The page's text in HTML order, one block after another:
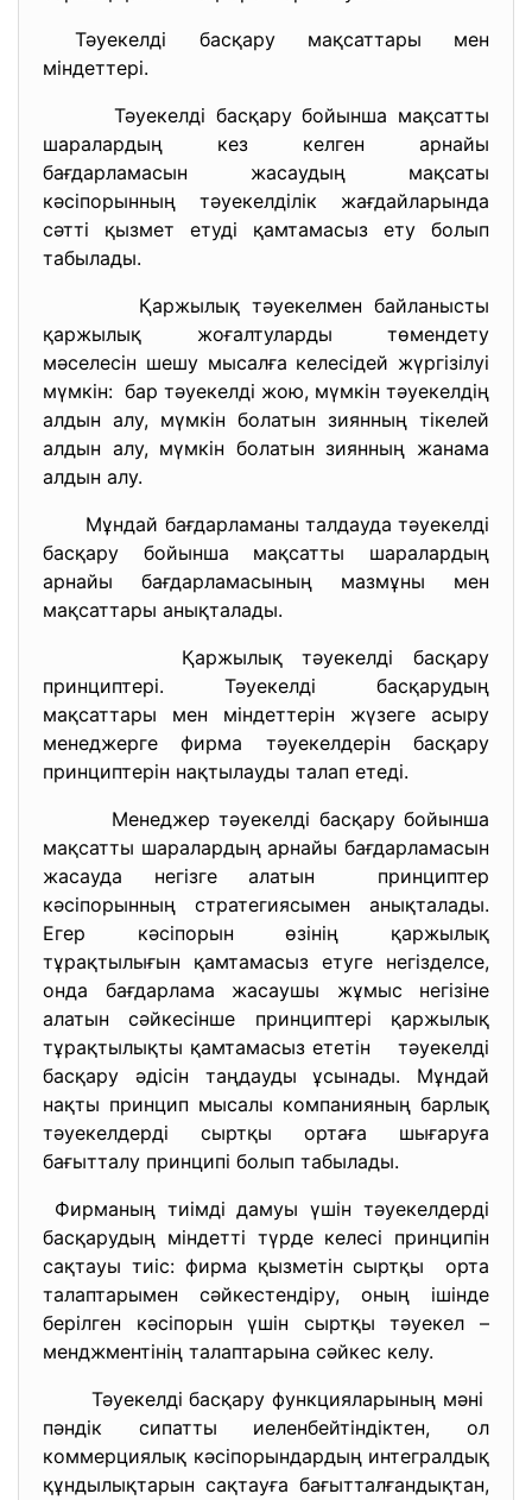
Тәуекелді басқару мақсаттары мен
міндеттері.
Тәуекелді басқару бойынша мақсатты
шаралардың кез келген арнайы
бағдарламасын жасаудың мақсаты
кәсіпорынның тәуекелділік жағдайларында
сәтті қызмет етуді қамтамасыз ету болып
табылады.
Қаржылық тәуекелмен байланысты
қаржылық жоғалтуларды төмендету
мәселесін шешу мысалға келесідей жүргізілуі
мүмкін: бар тәуекелді жою, мүмкін тәуекелдің
алдын алу, мүмкін болатын зиянның тікелей
алдын алу, мүмкін болатын зиянның жанама
алдын алу.
Мұндай бағдарламаны талдауда тәуекелді
басқару бойынша мақсатты шаралардың
арнайы бағдарламасының мазмұны мен
мақсаттары анықталады.
Қаржылық тәуекелді басқару
принциптері. Тәуекелді басқарудың
мақсаттары мен міндеттерін жүзеге асыру
менеджерге фирма тәуекелдерін басқару
принциптерін нақтылауды талап етеді.
Менеджер тәуекелді басқару бойынша
мақсатты шаралардың арнайы бағдарламасын
жасауда негізге алатын принциптер
кәсіпорынның стратегиясымен анықталады.
Егер кәсіпорын өзінің қаржылық
тұрақтылығын қамтамасыз етуге негізделсе,
онда бағдарлама жасаушы жұмыс негізіне
алатын сәйкесінше принциптері қаржылық
тұрақтылықты қамтамасыз ететін тәуекелді
басқару әдісін таңдауды ұсынады. Мұндай
нақты принцип мысалы компанияның барлық
тәуекелдерді сыртқы ортаға шығаруға
бағытталу принципі болып табылады.
Фирманың тиімді дамуы үшін тәуекелдерді
басқарудың міндетті түрде келесі принципін
сақтауы тиіс: фирма қызметін сыртқы орта
талаптарымен сәйкестендіру, оның ішінде
берілген кәсіпорын үшін сыртқы тәуекел –
менджментінің талаптарына сәйкес келу.
Тәуекелді басқару функцияларының мәні
пәндік сипатты иеленбейтіндіктен, ол
коммерциялық кәсіпорындардың интегралдық
құндылықтарын сақтауға бағытталғандықтан,